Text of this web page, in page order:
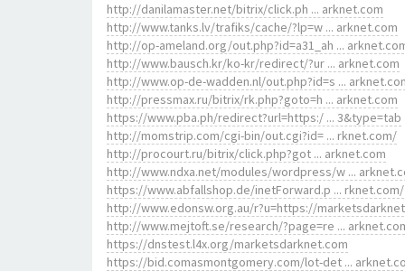
http://danilamaster.net/bitrix/click.ph ... arknet.com
http://www.tanks.lv/trafiks/cache/?lp=w ... arknet.com
http://op-ameland.org/out.php?id=a31_ah ...
http://www.bausch.kr/ko-kr/redirect/?ur ... arknet.com
http://www.op-de-wadden.nl/out.php?id=s ...
http://pressmax.ru/bitrix/rk.php?goto=h ... arknet.com
https://www.pba.ph/redirect?url=https:/ ... 3&type=tab
http://momstrip.com/cgi-bin/out.cgi?id= ... rknet.com/
http://procourt.ru/bitrix/click.php?got ... arknet.com
http://www.ndxa.net/modules/wordpress/w ...
https://www.abfallshop.de/inetForward.p ... rknet.com/
http://www.edonsw.org.au/r?u=https://
http://www.mejtoft.se/research/?page=re ...
https://dnstest.l4x.org/marketsdarknet.com
https://bid.comasmontgomery.com/lot-det ...